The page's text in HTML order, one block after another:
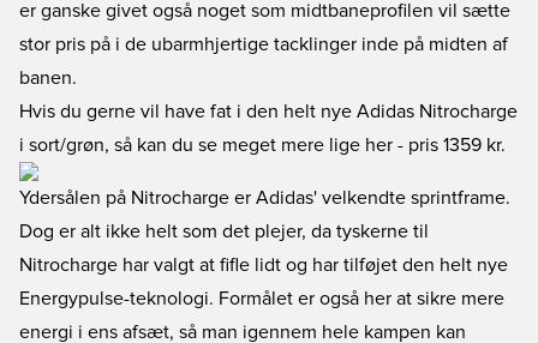
er ganske givet også noget som midtbaneprofilen vil sætte
stor pris på i de ubarmhjertige tacklinger inde på midten af
banen.
Hvis du gerne vil have fat i den helt nye Adidas Nitrocharge
i sort/grøn, så kan du se meget mere lige her - pris 1359 kr.
Ydersålen på Nitrocharge er Adidas' velkendte sprintframe.
Dog er alt ikke helt som det plejer, da tyskerne til
Nitrocharge har valgt at fifle lidt og har tilføjet den helt nye
Energypulse-teknologi. Formålet er også her at sikre mere
energi i ens afsæt, så man igennem hele kampen kan